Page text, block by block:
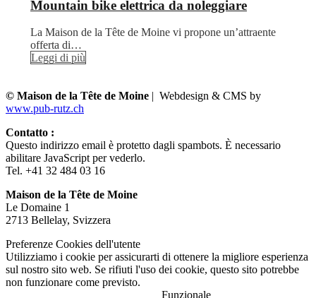
Mountain bike elettrica da noleggiare
La Maison de la Tête de Moine vi propone un’attraente
offerta di…
Leggi di più
© Maison de la Tête de Moine | Webdesign & CMS by
www.pub-rutz.ch
Contatto :
Questo indirizzo email è protetto dagli spambots. È necessario
abilitare JavaScript per vederlo.
Tel. +41 32 484 03 16
Maison de la Tête de Moine
Le Domaine 1
2713 Bellelay, Svizzera
Preferenze Cookies dell'utente
Utilizziamo i cookie per assicurarti di ottenere la migliore esperienza
sul nostro sito web. Se rifiuti l'uso dei cookie, questo sito potrebbe
non funzionare come previsto.
Funzionale